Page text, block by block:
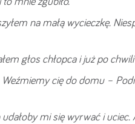
na małą wycieczkę.
głos chłopca i już po
cię do domu –
mi się wyrwać i